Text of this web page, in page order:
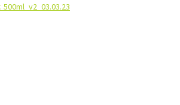
500ml_v2_03.03.23